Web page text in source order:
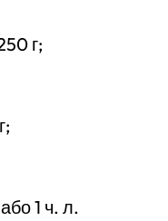
г;
1 ч. л.